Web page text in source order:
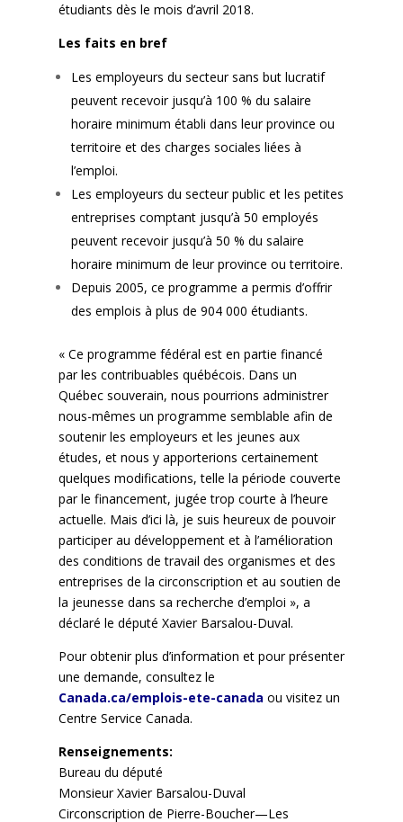
étudiants dès le mois d’avril 2018.
Les faits en bref
Les employeurs du secteur sans but lucratif
peuvent recevoir jusqu’à 100 % du salaire
horaire minimum établi dans leur province ou
territoire et des charges sociales liées à
l’emploi.
Les employeurs du secteur public et les petites
entreprises comptant jusqu’à 50 employés
peuvent recevoir jusqu’à 50 % du salaire
horaire minimum de leur province ou territoire.
Depuis 2005, ce programme a permis d’offrir
des emplois à plus de 904 000 étudiants.
« Ce programme fédéral est en partie financé
par les contribuables québécois. Dans un
Québec souverain, nous pourrions administrer
nous-mêmes un programme semblable afin de
soutenir les employeurs et les jeunes aux
études, et nous y apporterions certainement
quelques modifications, telle la période couverte
par le financement, jugée trop courte à l’heure
actuelle. Mais d’ici là, je suis heureux de pouvoir
participer au développement et à l’amélioration
des conditions de travail des organismes et des
entreprises de la circonscription et au soutien de
la jeunesse dans sa recherche d’emploi », a
déclaré le député Xavier Barsalou-Duval.
Pour obtenir plus d’information et pour présenter
une demande, consultez le
Canada.ca/emplois-ete-canada ou visitez un
Centre Service Canada.
Renseignements:
Bureau du député
Monsieur Xavier Barsalou-Duval
Circonscription de Pierre-Boucher—Les